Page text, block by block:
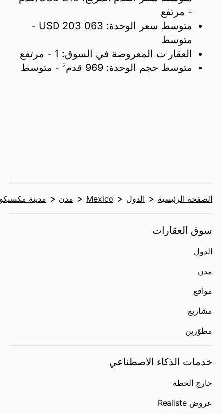
- مرتفع
متوسط سعر الوحدة: 203 063 USD
-
متوسط
العقارات المعروضة في السوق: 1 - مرتفع
متوسط حجم الوحدة: 969 قدم 2 - متوسط
الصفحة الرئيسية الدول Mexico مدن مدينة مكسيكو
سوق العقارات
الدول
مدن
مواقع
مشاريع
مطوّرين
خدمات الذكاء الاصطناعي
خارج الخطة
عروض Realiste